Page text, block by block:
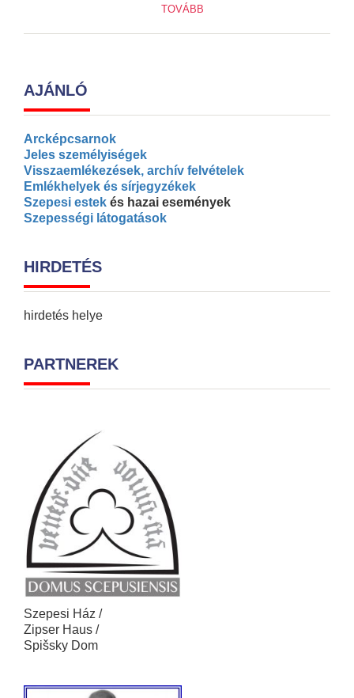
TOVÁBB
AJÁNLÓ
Arcképcsarnok
Jeles személyiségek
Visszaemlékezések, archív felvételek
Emlékhelyek és sírjegyzékek
Szepesi estek és hazai események
Szepességi látogatások
HIRDETÉS
hirdetés helye
PARTNEREK
Szepesi Ház /
Zipser Haus /
Spišsky Dom